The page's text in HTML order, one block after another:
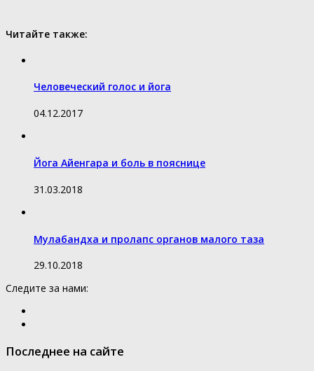
Читайте также:
Человеческий голос и йога
04.12.2017
Йога Айенгара и боль в пояснице
31.03.2018
Мулабандха и пролапс органов малого таза
29.10.2018
Следите за нами:
Последнее на сайте